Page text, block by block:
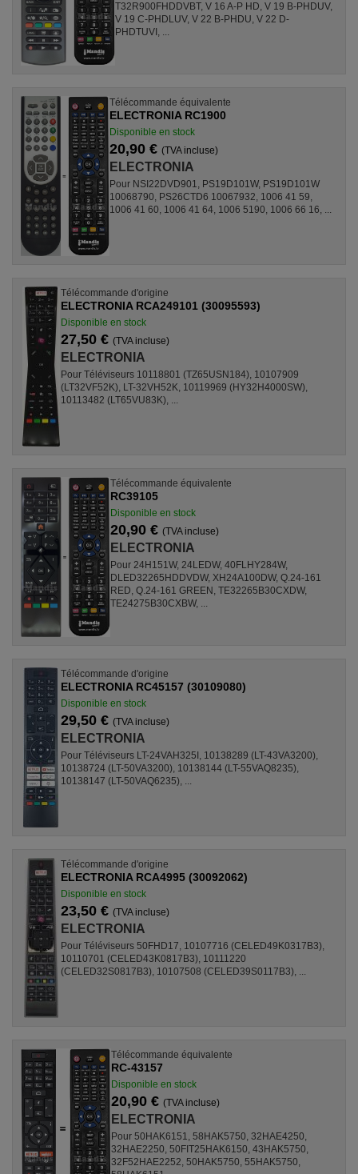
T32R900FHDDVBT, V 16 A-P HD, V 19 B-PHDUV,
V 19 C-PHDLUV, V 22 B-PHDU, V 22 D-
PHDTUVI, ...
Télécommande équivalente
ELECTRONIA RC1900
Disponible en stock
20,90 €(TVA incluse)
ELECTRONIA
Pour NSI22DVD901, PS19D101W, PS19D101W
10068790, PS26CTD6 10067932, 1006 41 59,
1006 41 60, 1006 41 64, 1006 5190, 1006 66 16, ...
Télécommande d'origine
ELECTRONIA RCA249101 (30095593)
Disponible en stock
27,50 € (TVA incluse)
ELECTRONIA
Pour Téléviseurs 10118801 (TZ65USN184), 10107909
(LT32VF52K), LT-32VH52K, 10119969 (HY32H4000SW),
10113482 (LT65VU83K), ...
Télécommande équivalente
RC39105
Disponible en stock
20,90 € (TVA incluse)
ELECTRONIA
Pour 24H151W, 24LEDW, 40FLHY284W,
DLED32265HDDVDW, XH24A100DW, Q.24-161
RED, Q.24-161 GREEN, TE32265B30CXDW,
TE24275B30CXBW, ...
Télécommande d'origine
ELECTRONIA RC45157 (30109080)
Disponible en stock
29,50 € (TVA incluse)
ELECTRONIA
Pour Téléviseurs LT-24VAH325I, 10138289 (LT-43VA3200),
10138724 (LT-50VA3200), 10138144 (LT-55VAQ8235),
10138147 (LT-50VAQ6235), ...
Télécommande d'origine
ELECTRONIA RCA4995 (30092062)
Disponible en stock
23,50 € (TVA incluse)
ELECTRONIA
Pour Téléviseurs 50FHD17, 10107716 (CELED49K0317B3),
10110701 (CELED43K0817B3), 10111220
(CELED32S0817B3), 10107508 (CELED39S0117B3), ...
Télécommande équivalente
RC-43157
Disponible en stock
20,90 € (TVA incluse)
ELECTRONIA
Pour 50HAK6151, 58HAK5750, 32HAE4250,
32HAE2250, 50FIT25HAK6150, 43HAK5750,
32F52HAE2252, 50HAK5750, 55HAK5750,